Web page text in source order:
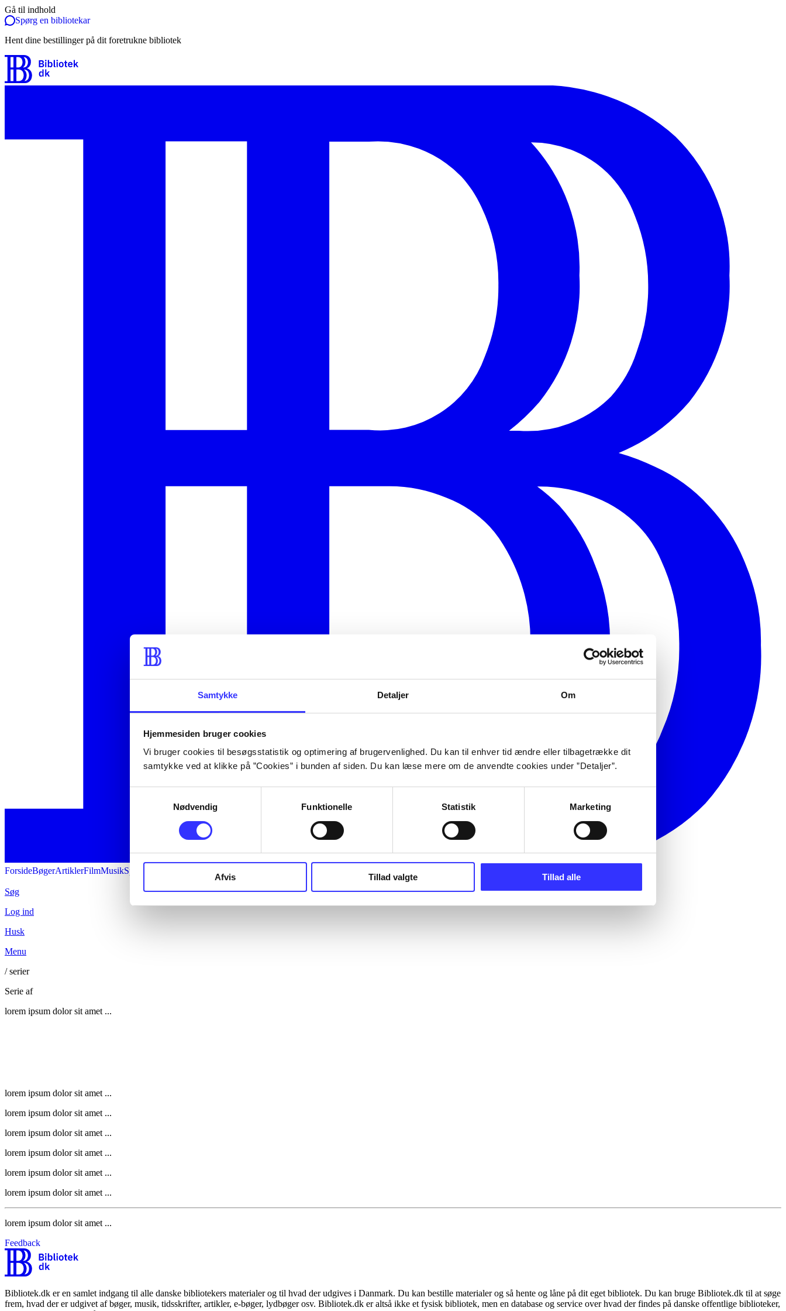
Samtykke Detaljer Om
Hjemmesiden bruger cookies
Vi bruger cookies til besøgsstatistik og optimering af brugervenlighed. Du kan til enhver tid ændre eller tilbagetrække dit
samtykke ved at klikke på ”Cookies” i bunden af siden. Du kan læse mere om de anvendte cookies under ”Detaljer”.
Nødvendig
Funktionelle Statistik Marketing
Afvis Tillad valgte Tillad alle
Gå til indhold
Spørg en bibliotekar
Hent dine bestillinger på dit foretrukne bibliotek
ForsideBøgerArtiklerFilmMusikSpil
Søg
Log ind
Husk
Menu
/ serier
Serie af
lorem ipsum dolor sit amet ...
lorem ipsum dolor sit amet ...
lorem ipsum dolor sit amet ...
lorem ipsum dolor sit amet ...
lorem ipsum dolor sit amet ...
lorem ipsum dolor sit amet ...
lorem ipsum dolor sit amet ...
lorem ipsum dolor sit amet ...
Feedback
Bibliotek.dk er en samlet indgang til alle danske bibliotekers materialer og til hvad der udgives i Danmark. Du kan bestille materialer og så hente og låne på dit eget bibliotek. Du kan bruge Bibliotek.dk til at søge
frem, hvad der er udgivet af bøger, musik, tidsskrifter, artikler, e-bøger, lydbøger osv. Bibliotek.dk er altså ikke et fysisk bibliotek, men en database og service over hvad der findes på danske offentlige biblioteker,